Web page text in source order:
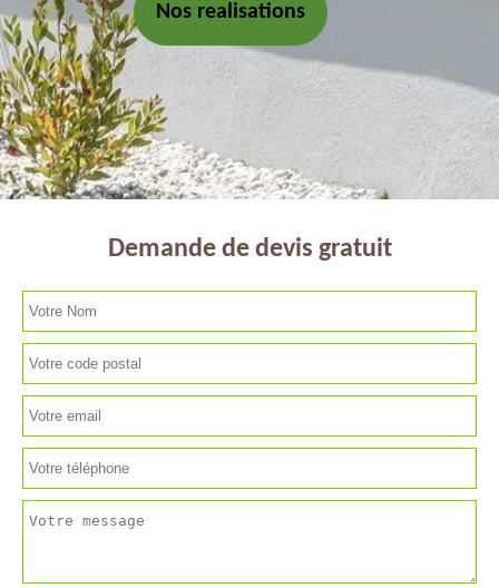
Nos realisations
Demande de devis gratuit